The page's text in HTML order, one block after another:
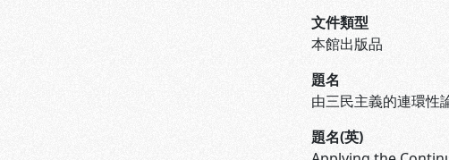
文件類型
本館出版品
題名
由三民主義的連環性
題名(英)